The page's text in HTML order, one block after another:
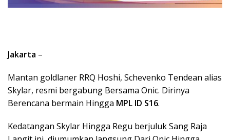
Jakarta –
Mantan goldlaner RRQ Hoshi, Schevenko Tendean alias
Skylar, resmi bergabung Bersama Onic. Dirinya
Berencana bermain Hingga MPL ID S16.
Kedatangan Skylar Hingga Regu berjuluk Sang Raja